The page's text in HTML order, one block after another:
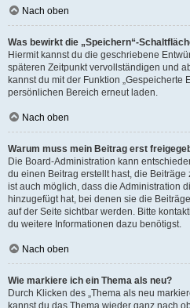
Nach oben
Was bewirkt die „Speichern“-
Hiermit kannst du die geschriebene
späteren Zeitpunkt vervollständigen und
kannst du mit der Funktion „Gespeicherte
persönlichen Bereich erneut laden.
Nach oben
Warum muss mein Beitrag erst
Die Board-Administration kann
du einen Beitrag erstellt hast, die
ist auch möglich, dass die Administration
hinzugefügt hat, bei denen sie die
auf der Seite sichtbar werden. Bitte
du weitere Informationen dazu benötigst.
Nach oben
Wie markiere ich ein Thema als neu?
Durch Klicken des „Thema als neu
kannst du das Thema wieder ganz nach